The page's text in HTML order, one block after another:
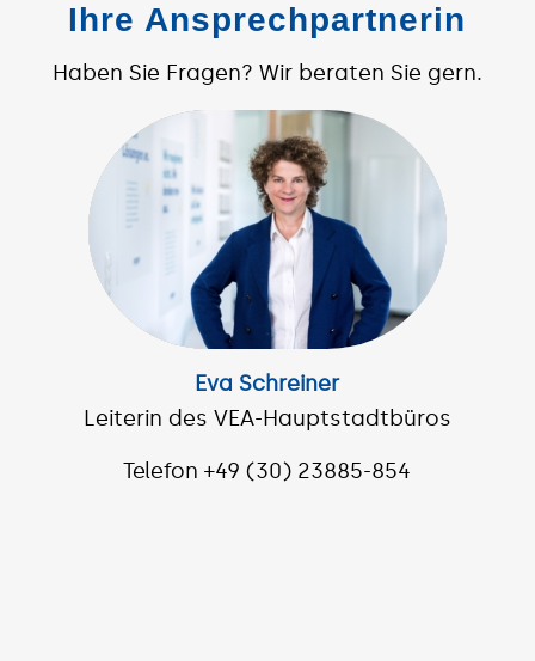
Ihre Ansprechpartnerin
Haben Sie Fragen? Wir beraten Sie gern.
Eva Schreiner
Leiterin des VEA-Hauptstadtbüros
Telefon +49 (30) 23885-854